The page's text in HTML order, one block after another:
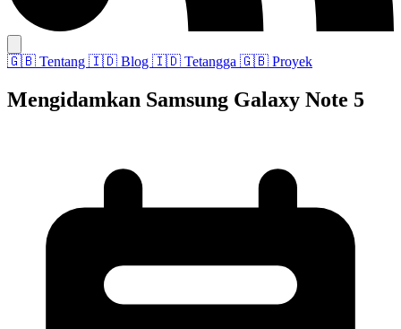
🇬🇧 Tentang 🇮🇩 Blog 🇮🇩 Tetangga 🇬🇧 Proyek
Mengidamkan Samsung Galaxy Note 5